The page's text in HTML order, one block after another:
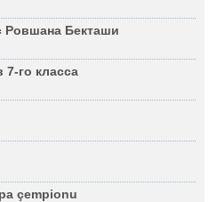
Ровшана Бекташи
7-го класса
çempionu